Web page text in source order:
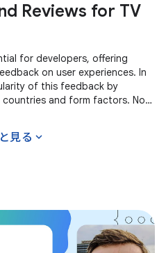
Reviews for TV
for developers, offering
on user experiences. In
of this feedback by
and form factors. Now,
見る expand_more